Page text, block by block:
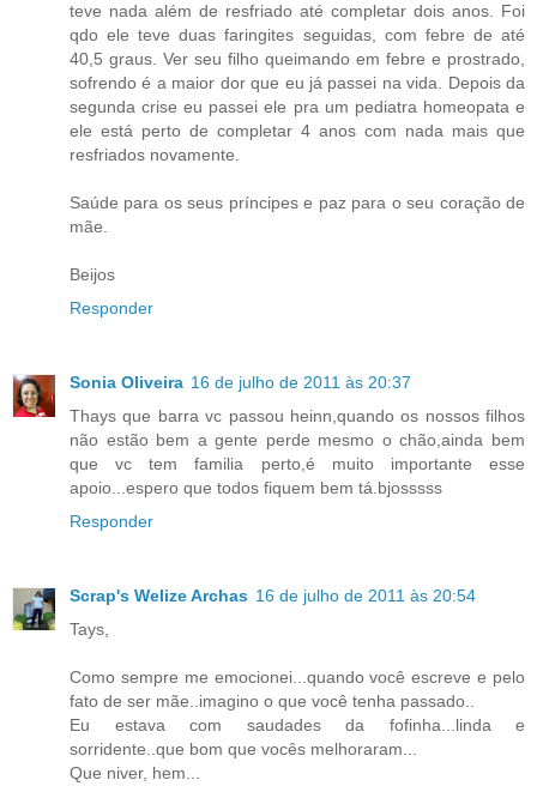
teve nada além de resfriado até completar dois anos. Foi
qdo ele teve duas faringites seguidas, com febre de até
40,5 graus. Ver seu filho queimando em febre e prostrado,
sofrendo é a maior dor que eu já passei na vida. Depois da
segunda crise eu passei ele pra um pediatra homeopata e
ele está perto de completar 4 anos com nada mais que
resfriados novamente.
Saúde para os seus príncipes e paz para o seu coração de
mãe.
Beijos
Responder
Sonia Oliveira 16 de julho de 2011 às 20:37
Thays que barra vc passou heinn,quando os nossos filhos
não estão bem a gente perde mesmo o chão,ainda bem
que vc tem familia perto,é muito importante esse
apoio...espero que todos fiquem bem tá.bjosssss
Responder
Scrap's Welize Archas 16 de julho de 2011 às 20:54
Tays,
Como sempre me emocionei...quando você escreve e pelo
fato de ser mãe..imagino o que você tenha passado..
Eu estava com saudades da fofinha...linda e
sorridente..que bom que vocês melhoraram...
Que niver, hem...